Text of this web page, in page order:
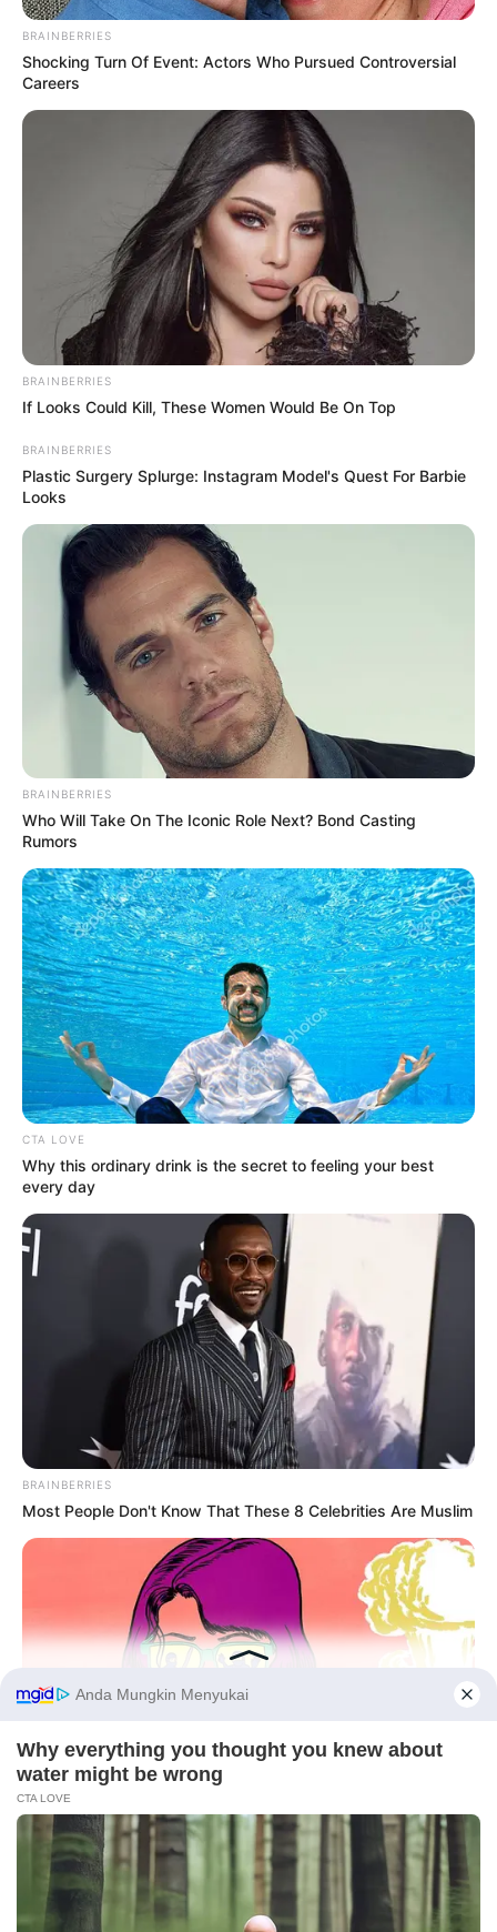
Fail! 10 Potret Makanan Gagal
Dimasak yang Bikin Kamu
Nggak Selera
10 Pose Manekin Anti
Mainstream yang Konyol
8 Kata Lucu Seputar Malam
Minggu ala Jomblo yang Bikin
Ngenes
10 Desain Kanopi Tempat
Tidur, Serasa Beristirahat di
Kamar Raja
Tampil Lebih Modern, 7 Potret
Hasil Renovasi Rumah Berusia
90 Tahun
PRIVACY POLICY DISCLAIMER HUBUNGI KAMI IKLAN
BRAINBERRIES
Shocking Turn Of Event: Actors Who Pursued Controversial
Careers
BRAINBERRIES
If Looks Could Kill, These Women Would Be On Top
BRAINBERRIES
Plastic Surgery Splurge: Instagram Model's Quest For Barbie
Looks
BRAINBERRIES
Who Will Take On The Iconic Role Next? Bond Casting
Rumors
CTA LOVE
Why this ordinary drink is the secret to feeling your best
every day
BRAINBERRIES
Most People Don't Know That These 8 Celebrities Are Muslim
Busting Movie Myths! Common Clichés That Don't Reflect
Reality
These 6 Movies Were So Bad That They Became Instant
Before You Go